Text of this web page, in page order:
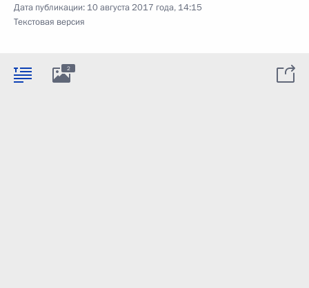
Дата публикации: 10 августа 2017 года, 14:15
Текстовая версия
2